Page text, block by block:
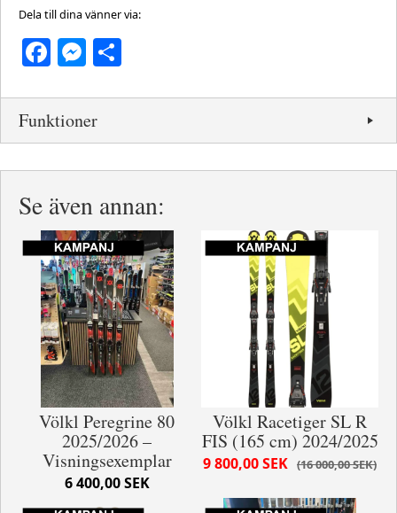
Dela till dina vänner via:
Facebook
Messenger
Funktioner
Se även annan:
Völkl Peregrine 80
2025/2026 –
Visningsexemplar
6 400,00 SEK
Völkl Racetiger SL R
FIS (165 cm) 2024/2025
16 000,00 SEK
9 800,00 SEK